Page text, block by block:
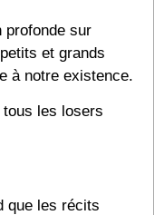
profonde sur
et grands
à notre existence.
tous les losers
que les récits